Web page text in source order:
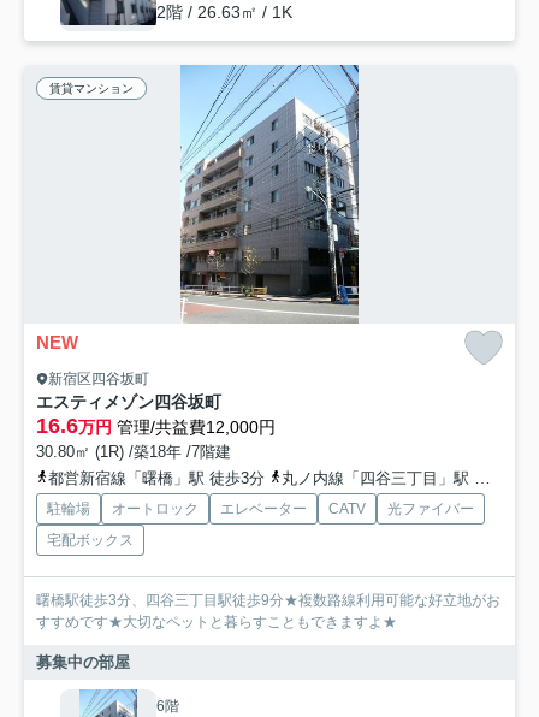
2階 / 26.63㎡ / 1K
賃貸マンション
NEW
新宿区四谷坂町
エスティメゾン四谷坂町
16.6万円 管理/共益費12,000円
30.80㎡ (1R) /築18年 /7階建
都営新宿線「曙橋」駅 徒歩3分
丸ノ内線「四谷三丁目」駅 徒歩9分
駐輪場 オートロック エレベーター CATV
光ファイバー
宅配ボックス
曙橋駅徒歩3分、四谷三丁目駅徒歩9分★複数路線利用可能な好立地がお
すすめです★大切なペットと暮らすこともできますよ★
募集中の部屋
6階